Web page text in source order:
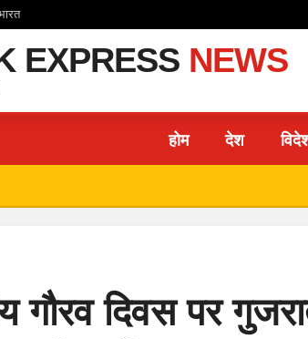
EXPRESS NEWS
होम देश
गौरव दिवस पर